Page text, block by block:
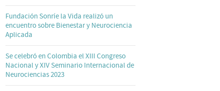
Fundación Sonríe la Vida realizó un
encuentro sobre Bienestar y Neurociencia
Aplicada
Se celebró en Colombia el XIII Congreso
Nacional y XIV Seminario Internacional de
Neurociencias 2023